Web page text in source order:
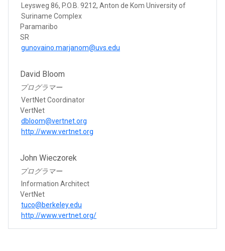
Leysweg 86, P.O.B. 9212, Anton de Kom University of
Suriname Complex
Paramaribo
SR
gunovaino.marjanom@uvs.edu
David Bloom
プログラマー
VertNet Coordinator
VertNet
dbloom@vertnet.org
http://www.vertnet.org
John Wieczorek
プログラマー
Information Architect
VertNet
tuco@berkeley.edu
http://www.vertnet.org/